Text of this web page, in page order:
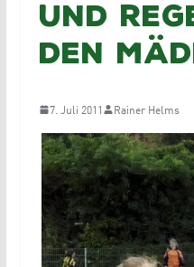
und
den
7. Juli 2011 Rainer Helms